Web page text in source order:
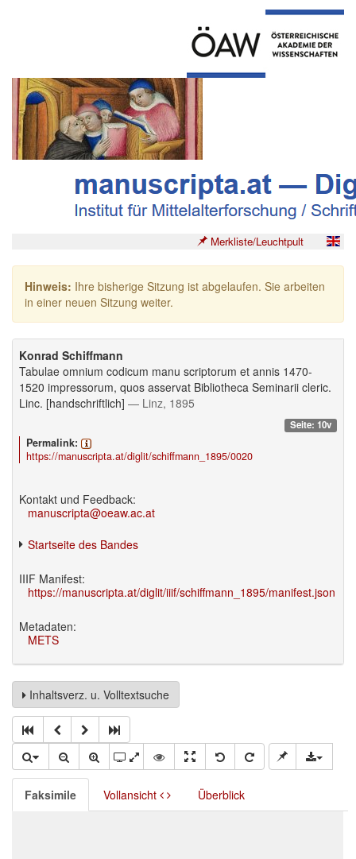
Merkliste/Leuchtpult
Hinweis: Ihre bisherige Sitzung ist abgelaufen. Sie arbeiten
in einer neuen Sitzung weiter.
Konrad Schiffmann
Tabulae omnium codicum manu scriptorum et annis 1470-
1520 impressorum, quos asservat Bibliotheca Seminarii cleric.
Linc. [handschriftlich] — Linz, 1895
Seite: 10v
Permalink:
https://manuscripta.at/diglit/schiffmann_1895/0020
Kontakt und Feedback:
manuscripta@oeaw.ac.at
Startseite des Bandes
IIIF Manifest:
https://manuscripta.at/diglit/iiif/schiffmann_1895/manifest.json
Metadaten:
METS
Inhaltsverz. u. Volltextsuche
Faksimile Vollansicht Überblick